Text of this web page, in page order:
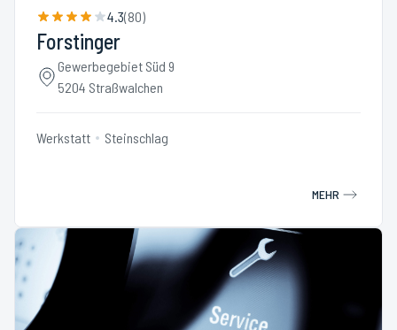
4.3(80)
Forstinger
Gewerbegebiet Süd 9
5204 Straßwalchen
Werkstatt Steinschlag
MEHR